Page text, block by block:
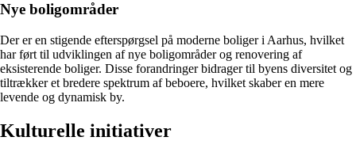
Nye boligområder
Der er en stigende efterspørgsel på moderne boliger i Aarhus, hvilket
har ført til udviklingen af nye boligområder og renovering af
eksisterende boliger. Disse forandringer bidrager til byens diversitet og
tiltrækker et bredere spektrum af beboere, hvilket skaber en mere
levende og dynamisk by.
Kulturelle initiativer